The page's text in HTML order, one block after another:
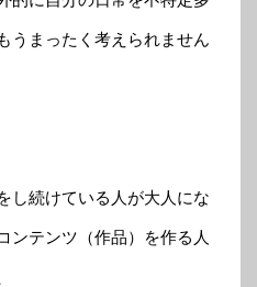
うまったく考えられません
し続けている人が大人にな
ンテンツ（作品）を作る人